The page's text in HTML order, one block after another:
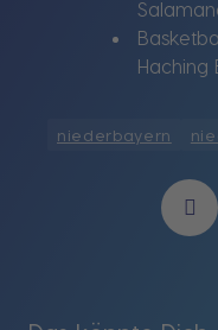
Haching
niederbayern